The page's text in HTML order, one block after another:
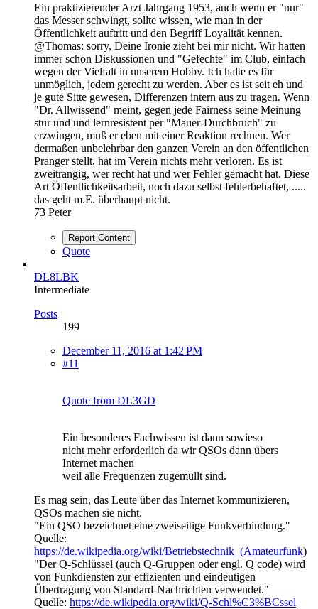
Ein praktizierender Arzt Jahrgang 1953, auch wenn er "nur"
das Messer schwingt, sollte wissen, wie man in der
Öffentlichkeit auftritt und den Begriff Loyalität kennen.
@Thomas: sorry, Deine Ironie zieht bei mir nicht. Wir hatten
immer schon Diskussionen und "Gefechte" im Club, einfach
wegen der Vielfalt in unserem Hobby. Ich halte es für
unmöglich, jedem gerecht zu werden. Aber es ist seit eh und
je gute Sitte gewesen, Differenzen intern aus zu tragen. Wenn
"Dr. Allwissend" meint, gegen jede Fairness seine Meinung
stur und und lernresistent per "Mauer-Durchbruch" zu
erzwingen, muß er eben mit einer Reaktion rechnen. Wer
dermaßen unbelehrbar den ganzen Verein an den öffentlichen
Pranger stellt, hat im Verein nichts mehr verloren. Es ist
zweitrangig, wer recht hat und wer Fehler gemacht hat. Diese
Art Öffentlichkeitsarbeit, noch dazu selbst fehlerbehaftet, .....
das geht m.E. überhaupt nicht.
73 Peter
Report Content
Quote
DL8LBK
Intermediate
Posts
199
December 11, 2016 at 1:42 PM
#11
Quote from DL3GD
Ein besonderes Fachwissen ist dann sowieso
nicht mehr erforderlich da wir QSOs dann übers
Internet machen
weil alle Frequenzen zugemüllt sind.
Es mag sein, das Leute über das Internet kommunizieren,
QSOs machen sie nicht.
"Ein QSO bezeichnet eine zweiseitige Funkverbindung."
Quelle:
https://de.wikipedia.org/wiki/Betriebstechnik_(Amateurfunk)
"Der Q-Schlüssel (auch Q-Gruppen oder engl. Q code) wird
von Funkdiensten zur effizienten und eindeutigen
Übertragung von Standard-Nachrichten verwendet."
Quelle: https://de.wikipedia.org/wiki/Q-Schl%C3%BCssel